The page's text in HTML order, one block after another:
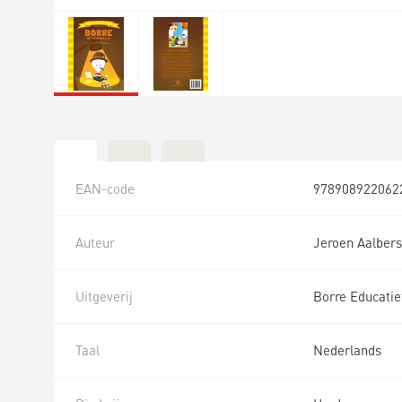
EAN-code
Auteur Jeroen Aalbers
Uitgeverij Borre
Taal Nederlands